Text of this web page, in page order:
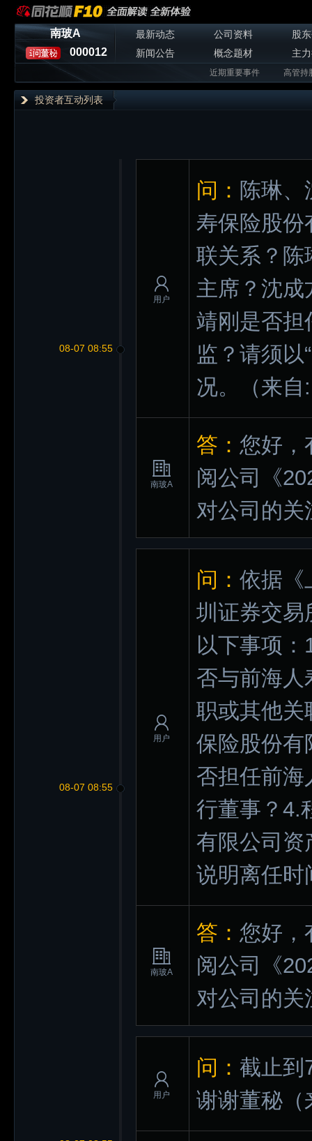
南玻A
000012
最新动态 公司资料
股
新闻公告
概念题材 主
近期重要事件 高管持
投资者互动列表
08-07 08:55
用户
问： 陈琳、
寿保险股份
联关系？陈
主席？沈成
靖刚是否担
监？请须以
况。
（来
南玻A
答： 您好，
阅公司《
对公司的关
08-07 08:55
用户
问： 依据《
圳证券交易
以下事项
否与前海人
职或其他关
保险股份有
否担任前海
行董事？4.
有限公司资
说明离任时
南玻A
答： 您好，
阅公司《
对公司的关
用户
问： 截止到
谢谢董秘